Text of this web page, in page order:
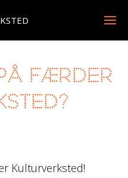
Færder
Kulturverksted!